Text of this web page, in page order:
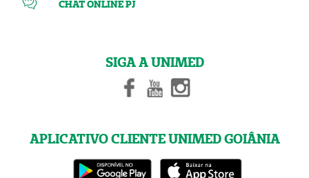
CHAT ONLINE PJ
SIGA A UNIMED
APLICATIVO CLIENTE UNIMED GOIÂNIA